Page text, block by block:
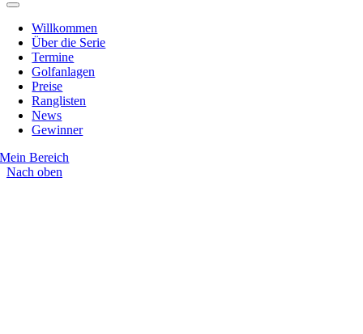
Willkommen
Über die Serie
Termine
Golfanlagen
Preise
Ranglisten
News
Gewinner
Mein Bereich
Nach oben